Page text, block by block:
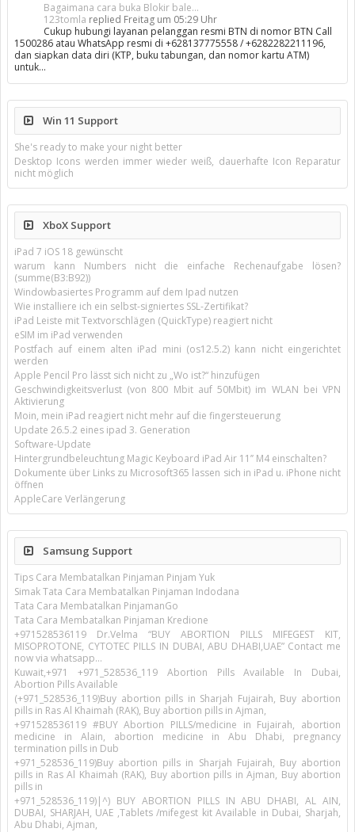
Bagaimana cara buka Blokir bale...
123tomla replied Freitag um 05:29 Uhr
Cukup hubungi layanan pelanggan resmi BTN di nomor BTN Call
1500286 atau WhatsApp resmi di +628137775558 / +6282282211196,
dan siapkan data diri (KTP, buku tabungan, dan nomor kartu ATM)
untuk…
Win 11 Support
She's ready to make your night better
Desktop Icons werden immer wieder weiß, dauerhafte Icon Reparatur
nicht möglich
XboX Support
iPad 7 iOS 18 gewünscht
warum kann Numbers nicht die einfache Rechenaufgabe lösen?
(summe(B3:B92))
Windowbasiertes Programm auf dem Ipad nutzen
Wie installiere ich ein selbst-signiertes SSL-Zertifikat?
iPad Leiste mit Textvorschlägen (QuickType) reagiert nicht
eSIM im iPad verwenden
Postfach auf einem alten iPad mini (os12.5.2) kann nicht eingerichtet
werden
Apple Pencil Pro lässt sich nicht zu „Wo ist?“ hinzufügen
Geschwindigkeitsverlust (von 800 Mbit auf 50Mbit) im WLAN bei VPN
Aktivierung
Moin, mein iPad reagiert nicht mehr auf die fingersteuerung
Update 26.5.2 eines ipad 3. Generation
Software-Update
Hintergrundbeleuchtung Magic Keyboard iPad Air 11’’ M4 einschalten?
Dokumente über Links zu Microsoft365 lassen sich in iPad u. iPhone nicht
öffnen
AppleCare Verlängerung
Samsung Support
Tips Cara Membatalkan Pinjaman Pinjam Yuk
Simak Tata Cara Membatalkan Pinjaman Indodana
Tata Cara Membatalkan PinjamanGo
Tata Cara Membatalkan Pinjaman Kredione
+971528536119 Dr.Velma “BUY ABORTION PILLS MIFEGEST KIT,
MISOPROTONE, CYTOTEC PILLS IN DUBAI, ABU DHABI,UAE” Contact me
now via whatsapp…
Kuwait,+971 +971_528536_119 Abortion Pills Available In Dubai,
Abortion Pills Available
(+971_528536_119)Buy abortion pills in Sharjah Fujairah, Buy abortion
pills in Ras Al Khaimah (RAK), Buy abortion pills in Ajman,
+971528536119 #BUY Abortion PILLS/medicine in Fujairah, abortion
medicine in Alain, abortion medicine in Abu Dhabi, pregnancy
termination pills in Dub
+971_528536_119)Buy abortion pills in Sharjah Fujairah, Buy abortion
pills in Ras Al Khaimah (RAK), Buy abortion pills in Ajman, Buy abortion
pills in
+971_528536_119)|^) BUY ABORTION PILLS IN ABU DHABI, AL AIN,
DUBAI, SHARJAH, UAE ,Tablets /mifegest kit Available in Dubai, Sharjah,
Abu Dhabi, Ajman,